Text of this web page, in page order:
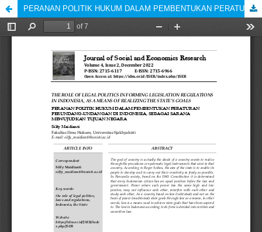
PERANAN POLITIK HUKUM DALAM PEMBENTUKAN PERATURAN PERUNDANG-UNDANGAN DI INDONESIA, SEBAGAI SARANA MEWUJUDKAN TUJUAN NEGARA